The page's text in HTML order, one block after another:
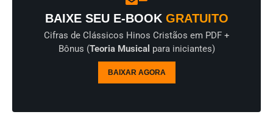
BAIXE SEU E-BOOKGRATUITO
Cifras de Clássicos Hinos Cristãos em PDF +
Bônus (Teoria Musical para iniciantes)
BAIXAR AGORA